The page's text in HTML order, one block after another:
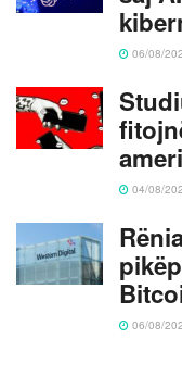
06/08/
04/08/
06/08/